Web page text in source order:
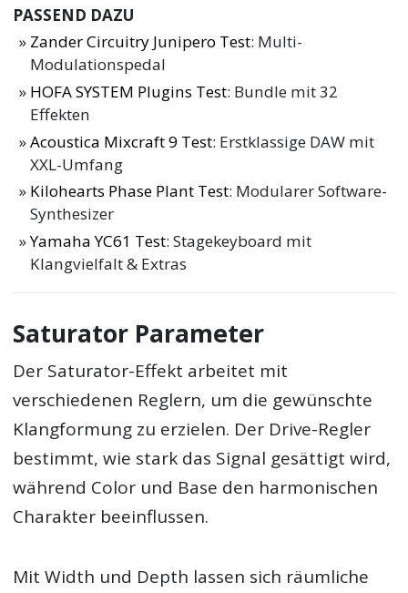
PASSEND DAZU
Zander Circuitry Junipero Test: Multi-
Modulationspedal
HOFA SYSTEM Plugins Test: Bundle mit 32
Effekten
Acoustica Mixcraft 9 Test: Erstklassige DAW mit
XXL-Umfang
Kilohearts Phase Plant Test: Modularer Software-
Synthesizer
Yamaha YC61 Test: Stagekeyboard mit
Klangvielfalt & Extras
Saturator Parameter
Der Saturator-Effekt arbeitet mit
verschiedenen Reglern, um die gewünschte
Klangformung zu erzielen. Der Drive-Regler
bestimmt, wie stark das Signal gesättigt wird,
während Color und Base den harmonischen
Charakter beeinflussen.
Mit Width und Depth lassen sich räumliche